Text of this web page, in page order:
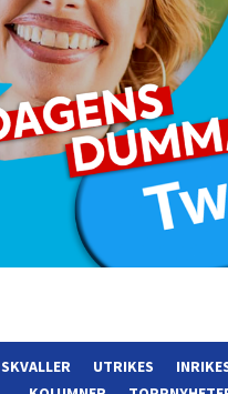
SKVALLER UTRIKES